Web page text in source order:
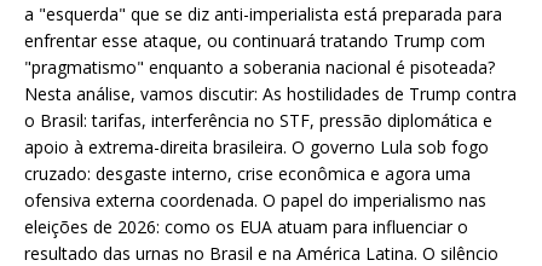
a "esquerda" que se diz anti-imperialista está preparada para
enfrentar esse ataque, ou continuará tratando Trump com
"pragmatismo" enquanto a soberania nacional é pisoteada?
Nesta análise, vamos discutir: As hostilidades de Trump contra
o Brasil: tarifas, interferência no STF, pressão diplomática e
apoio à extrema-direita brasileira. O governo Lula sob fogo
cruzado: desgaste interno, crise econômica e agora uma
ofensiva externa coordenada. O papel do imperialismo nas
eleições de 2026: como os EUA atuam para influenciar o
resultado das urnas no Brasil e na América Latina. O silêncio